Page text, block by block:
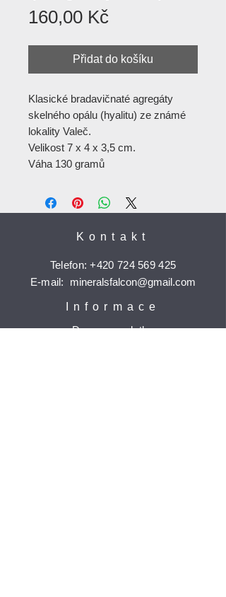
160,00 KčCena
Přidat do košíku
Klasické bradavičnaté agregáty
skelného opálu (hyalitu) ze známé
lokality Valeč.
Velikost 7 x 4 x 3,5 cm.
Váha 130 gramů
Kontakt
Telefon:+420 724 569 425
E-mail: mineralsfalcon@gmail.com
Informace
Doprava a platba